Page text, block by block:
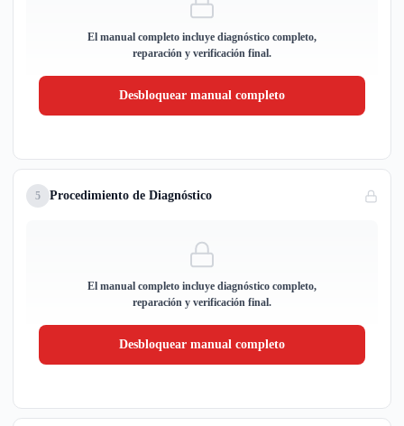
El manual completo incluye diagnóstico completo,
reparación y verificación final.
Desbloquear manual completo
5 Procedimiento de Diagnóstico
El manual completo incluye diagnóstico completo,
reparación y verificación final.
Desbloquear manual completo